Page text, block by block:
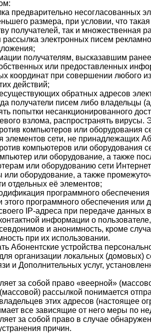
предварительно
размера, при условии, что
получателей, так и множественная
рассылка электронных писем
получателям, высказавшим
или предоставленных
координат при совершении любого
действий;
обратных адресов
получатели писем либо
попытки несанкционированного
взлома, распространять
компьютеров или оборудования
элементов сети, не принадлежащих
компьютеров или оборудования
или оборудование, а также
или оборудованию сети
или оборудование, а также
отдельных её элементов;
программного
этого программного обеспечения или
IP-адреса при передаче данных
информации о
и анонимность, кроме
при их использовании.
Абонентские устройства
организации локальных
и Дополнительных услуг,
за собой право «веерной»
рассылкой понимается
этих адресов (настоящее
все зависящие от него меры по
за собой право в случае
причин.